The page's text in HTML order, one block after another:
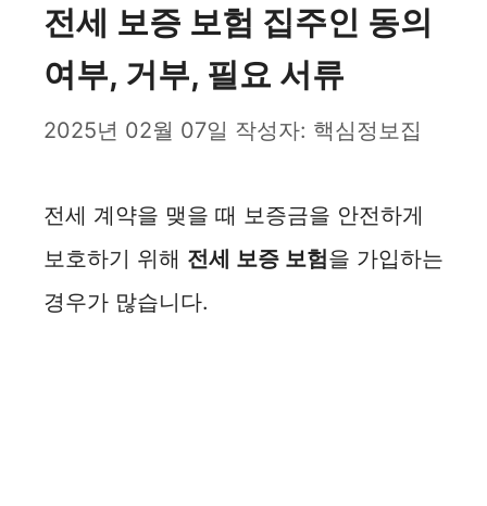
전세 보증 보험 집주인 동의
여부, 거부, 필요 서류
2025년 02월 07일 작성자: 핵심정보집
전세 계약을 맺을 때 보증금을 안전하게
보호하기 위해 전세 보증 보험을 가입하는
경우가 많습니다.